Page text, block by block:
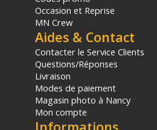
Occasion et Reprise
MN Crew
Aides & Contact
Contacter le Service Clients
Questions/Réponses
Livraison
Modes de paiement
Magasin photo à Nancy
Mon compte